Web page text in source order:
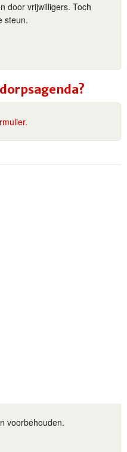
door vrijwilligers. Toch
steun.
voorbehouden.